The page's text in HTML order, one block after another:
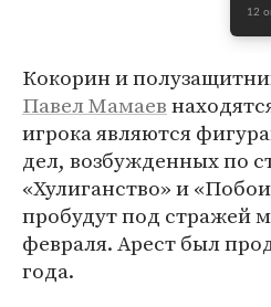
12
Кокорин и
Павел Мамаев
игрока являются
дел, возбужденных по
«Хулиганство» и
пробудут под стражей
февраля. Арест был
года.